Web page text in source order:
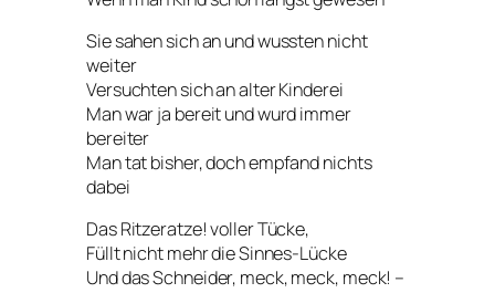
Sie sahen sich an und wussten nicht
weiter
Versuchten sich an alter Kinderei
Man war ja bereit und wurd immer
bereiter
Man tat bisher, doch empfand nichts
dabei
Das Ritzeratze! voller Tücke,
Füllt nicht mehr die Sinnes-Lücke
Und das Schneider, meck, meck, meck! –